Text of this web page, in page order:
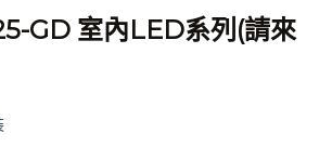
GD 室內LED系列(請來